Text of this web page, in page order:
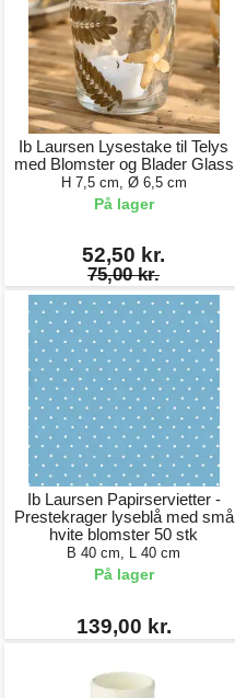
Ib Laursen Lysestake til Telys
med Blomster og Blader Glass
H 7,5 cm, Ø 6,5 cm
På lager
52,50 kr.
75,00 kr.
Ib Laursen Papirservietter -
Prestekrager lyseblå med små
hvite blomster 50 stk
B 40 cm, L 40 cm
På lager
139,00 kr.